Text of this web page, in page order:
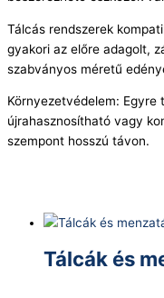
Tálcás rendszerek
gyakori az előre adagolt,
szabványos méretű
Környezetvédelem:
újrahasznosítható vagy
szempont hosszú távon.
Tálcák és